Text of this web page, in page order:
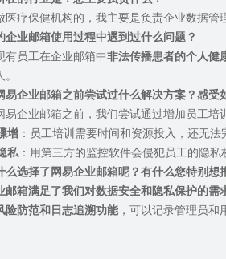
医疗保健机构的，我主要是负责企业数据
企业邮箱使用过程中遇到过什么问题？
有员工在企业邮箱中非法传播患者的个人健
易企业邮箱之前尝试过什么解决方案？感受
易企业邮箱之前，我们尝试通过增加员工
增 ：员工培训需要时间和资源投入，还无
私 ：用第三方的监控软件会侵犯员工的隐
么选择了网易企业邮箱呢？有什么您特别想
邮箱满足了我们对数据安全和隐私保护的
险防范和日志追溯功能，可以记录管理员和